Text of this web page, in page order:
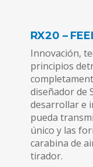
RX20 –
Innovación,
principios
diseñador de
desarrollar e
pueda
único y las
carabina de
tirador.